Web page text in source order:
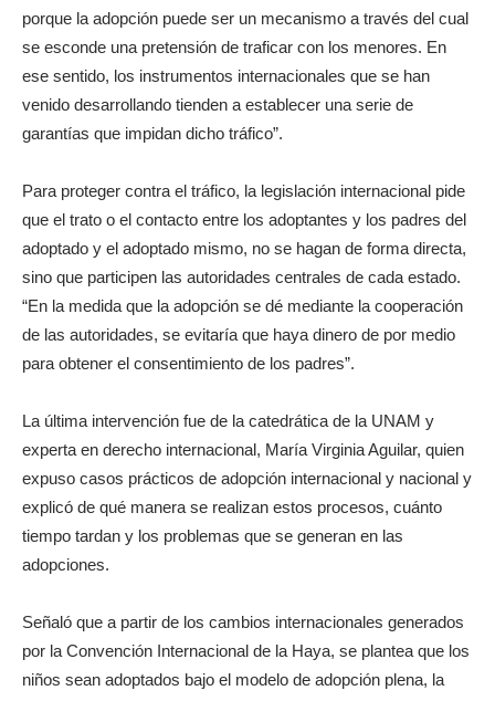
porque la adopción puede ser un mecanismo a través del cual
se esconde una pretensión de traficar con los menores. En
ese sentido, los instrumentos internacionales que se han
venido desarrollando tienden a establecer una serie de
garantías que impidan dicho tráfico”.
Para proteger contra el tráfico, la legislación internacional pide
que el trato o el contacto entre los adoptantes y los padres del
adoptado y el adoptado mismo, no se hagan de forma directa,
sino que participen las autoridades centrales de cada estado.
“En la medida que la adopción se dé mediante la cooperación
de las autoridades, se evitaría que haya dinero de por medio
para obtener el consentimiento de los padres”.
La última intervención fue de la catedrática de la UNAM y
experta en derecho internacional, María Virginia Aguilar, quien
expuso casos prácticos de adopción internacional y nacional y
explicó de qué manera se realizan estos procesos, cuánto
tiempo tardan y los problemas que se generan en las
adopciones.
Señaló que a partir de los cambios internacionales generados
por la Convención Internacional de la Haya, se plantea que los
niños sean adoptados bajo el modelo de adopción plena, la